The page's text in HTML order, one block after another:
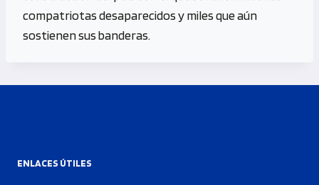
compatriotas desaparecidos y miles que aún
sostienen sus banderas.
ENLACES ÚTILES